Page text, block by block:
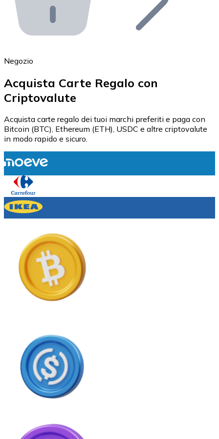
API Bitnovo
Integra la nostra API nel tuo ecosistema.
Unisciti alla nostra rete di rivenditori e
Aggiungi il token del tuo progetto al nostro servizio di
Bitcoin
BTC
Ethereum
ETH
Negozio
Acquista Carte Regalo con
Criptovalute
Acquista carte regalo dei tuoi marchi preferiti e paga con
Bitcoin (BTC), Ethereum (ETH), USDC e altre criptovalute
in modo rapido e sicuro.